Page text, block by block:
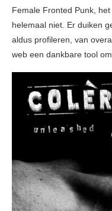
Female Fronted Punk,
helemaal niet. Er duiken
aldus profileren, van
web een dankbare tool